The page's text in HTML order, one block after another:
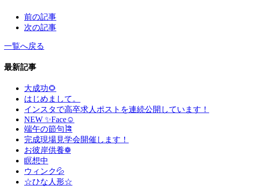
前の記事
次の記事
一覧へ戻る
最新記事
大成功🌻
はじめまして。
インスタで高卒求人ポストを連続公開しています！
NEW ✨Face☺
端午の節句🎏
完成現場見学会開催します！
お彼岸供養❁
瞑想中
ウィンク💦
☆ひな人形☆